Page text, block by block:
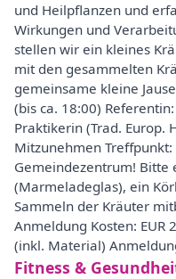
und Heilpflanzen und
Wirkungen und
stellen wir ein kleines
mit den gesammelten
gemeinsame kleine
(bis ca. 18:00)
Praktikerin (Trad. Europ.
Mitzunehmen
Gemeindezentrum! Bitte
(Marmeladeglas), ein
Sammeln der Kräuter
Anmeldung Kosten: EUR
(inkl. Material)
Fitness &